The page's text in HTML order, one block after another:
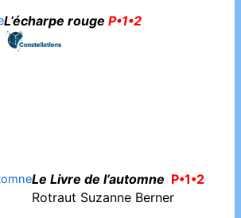
L’écharpe rougeP•1•2
Le Livre de l’automne P•1•2
Rotraut Suzanne Berner